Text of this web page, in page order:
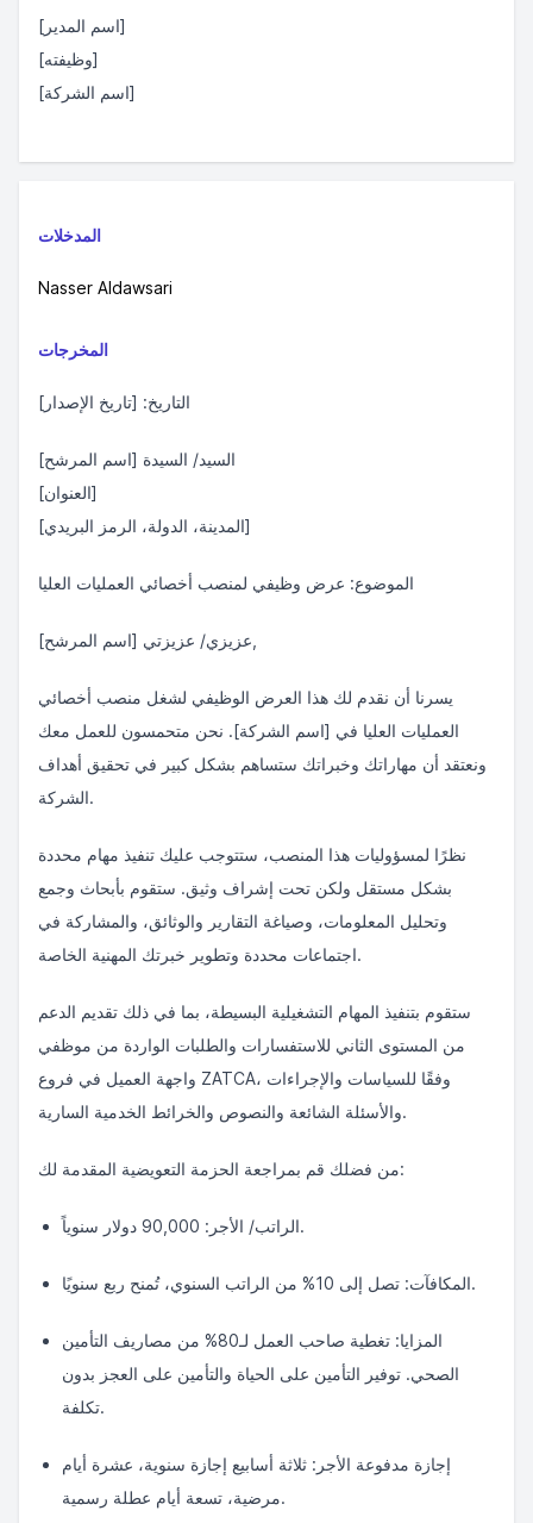
[اسم المدير]
[وظيفته]
[اسم الشركة]
المدخلات
Nasser Aldawsari
المخرجات
التاريخ: [تاريخ الإصدار]
السيد/ السيدة [اسم المرشح]
[العنوان]
[المدينة، الدولة، الرمز البريدي]
الموضوع: عرض وظيفي لمنصب أخصائي العمليات العليا
يسرنا أن نقدم لك هذا العرض الوظيفي لشغل منصب أخصائي
العمليات العليا في [اسم الشركة]. نحن متحمسون للعمل معك
ونعتقد أن مهاراتك وخبراتك ستساهم بشكل كبير في تحقيق أهداف
الشركة.
نظرًا لمسؤوليات هذا المنصب، ستتوجب عليك تنفيذ مهام محددة
بشكل مستقل ولكن تحت إشراف وثيق. ستقوم بأبحاث وجمع
وتحليل المعلومات، وصياغة التقارير والوثائق، والمشاركة في
اجتماعات محددة وتطوير خبرتك المهنية الخاصة.
ستقوم بتنفيذ المهام التشغيلية البسيطة، بما في ذلك تقديم الدعم
من المستوى الثاني للاستفسارات والطلبات الواردة من موظفي
واجهة العميل في فروع ZATCA، وفقًا للسياسات والإجراءات
والأسئلة الشائعة والنصوص والخرائط الخدمية السارية.
من فضلك قم بمراجعة الحزمة التعويضية المقدمة لك:
الراتب/ الأجر: 90,000 دولار سنوياً.
المكافآت: تصل إلى 10% من الراتب السنوي، تُمنح ربع سنويًا.
المزايا: تغطية صاحب العمل لـ80% من مصاريف التأمين
الصحي. توفير التأمين على الحياة والتأمين على العجز بدون
تكلفة.
إجازة مدفوعة الأجر: ثلاثة أسابيع إجازة سنوية، عشرة أيام
مرضية، تسعة أيام عطلة رسمية.